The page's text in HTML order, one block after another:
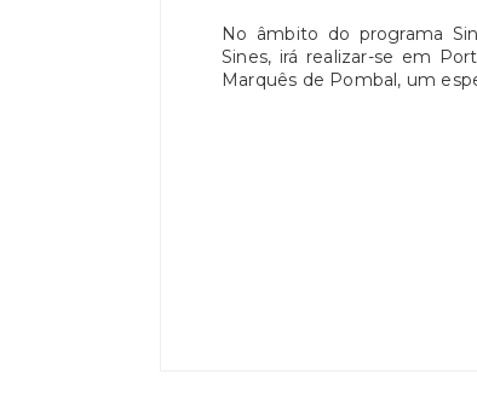
No âmbito do programa
Sines, irá realizar-se em
Marquês de Pombal, um